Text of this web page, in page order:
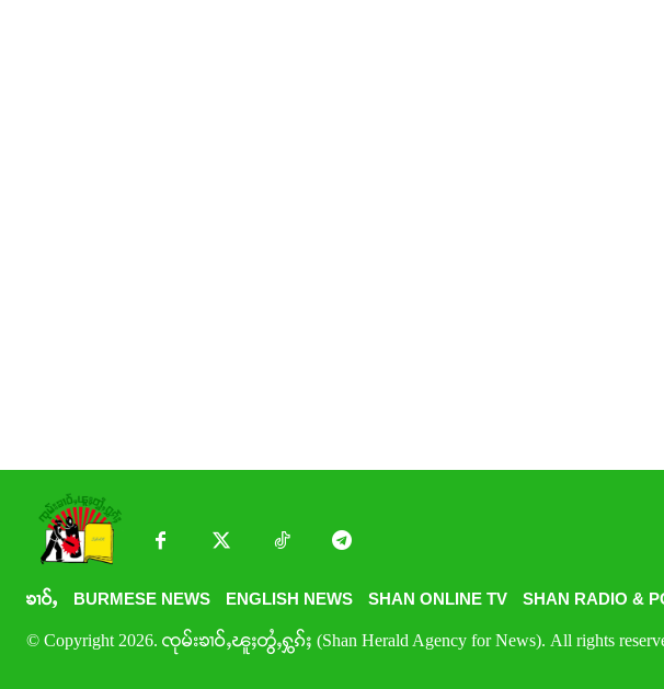
ၶၢဝ်ႇ BURMESE NEWS ENGLISH NEWS SHAN ONLINE TV SHAN RADIO &
© Copyright 2026. ၸုမ်းၶၢဝ်ႇၽူႈတွႆႇႁွၵ်ႈ (Shan Herald Agency for News). All rights